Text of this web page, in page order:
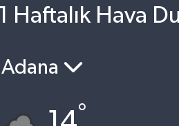
Haftalık Hava
Adana
°